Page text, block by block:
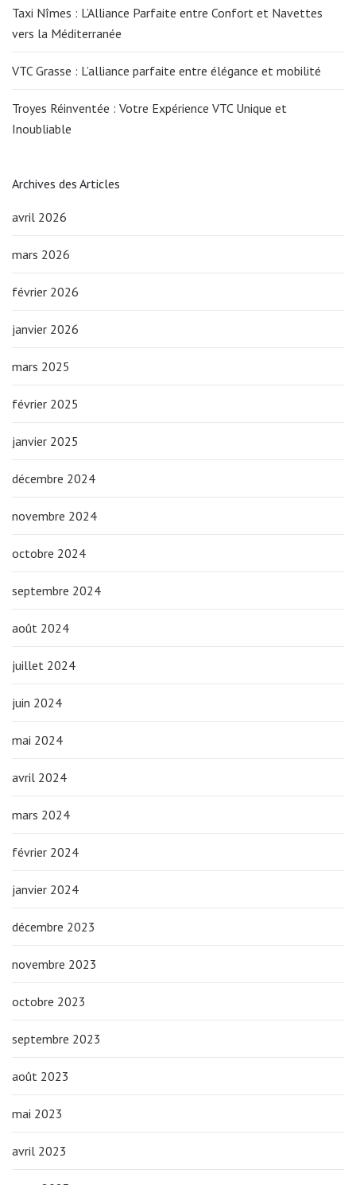
Taxi Nîmes : L’Alliance Parfaite entre Confort et Navettes
vers la Méditerranée
VTC Grasse : L’alliance parfaite entre élégance et mobilité
Troyes Réinventée : Votre Expérience VTC Unique et
Inoubliable
Archives des Articles
avril 2026
mars 2026
février 2026
janvier 2026
mars 2025
février 2025
janvier 2025
décembre 2024
novembre 2024
octobre 2024
septembre 2024
août 2024
juillet 2024
juin 2024
mai 2024
avril 2024
mars 2024
février 2024
janvier 2024
décembre 2023
novembre 2023
octobre 2023
septembre 2023
août 2023
mai 2023
avril 2023